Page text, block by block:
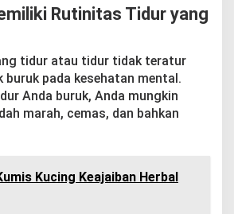
Rutinitas Tidur yang
tidur atau tidur tidak teratur
buruk pada kesehatan mental.
Anda buruk, Anda mungkin
marah, cemas, dan bahkan
Kucing Keajaiban Herbal